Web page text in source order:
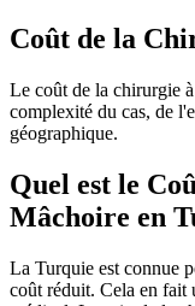
Coût de la
Le coût de la chirurgie
complexité du cas, de
géographique.
Quel est le
Mâchoire en
La Turquie est connue
coût réduit. Cela en fait